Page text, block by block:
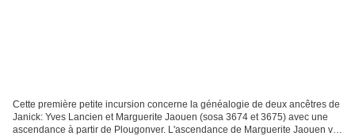
Cette première petite incursion concerne la généalogie de deux ancêtres de
Janick: Yves Lancien et Marguerite Jaouen (sosa 3674 et 3675) avec une
ascendance à partir de Plougonver. L'ascendance de Marguerite Jaouen va